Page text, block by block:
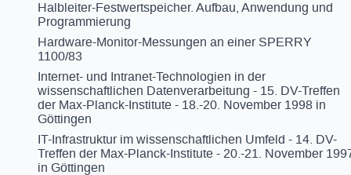
Halbleiter-Festwertspeicher. Aufbau, Anwendung und
Programmierung
Hardware-Monitor-Messungen an einer SPERRY
1100/83
Internet- und Intranet-Technologien in der
wissenschaftlichen Datenverarbeitung - 15. DV-Treffen
der Max-Planck-Institute - 18.-20. November 1998 in
Göttingen
IT-Infrastruktur im wissenschaftlichen Umfeld - 14. DV-
Treffen der Max-Planck-Institute - 20.-21. November
in Göttingen